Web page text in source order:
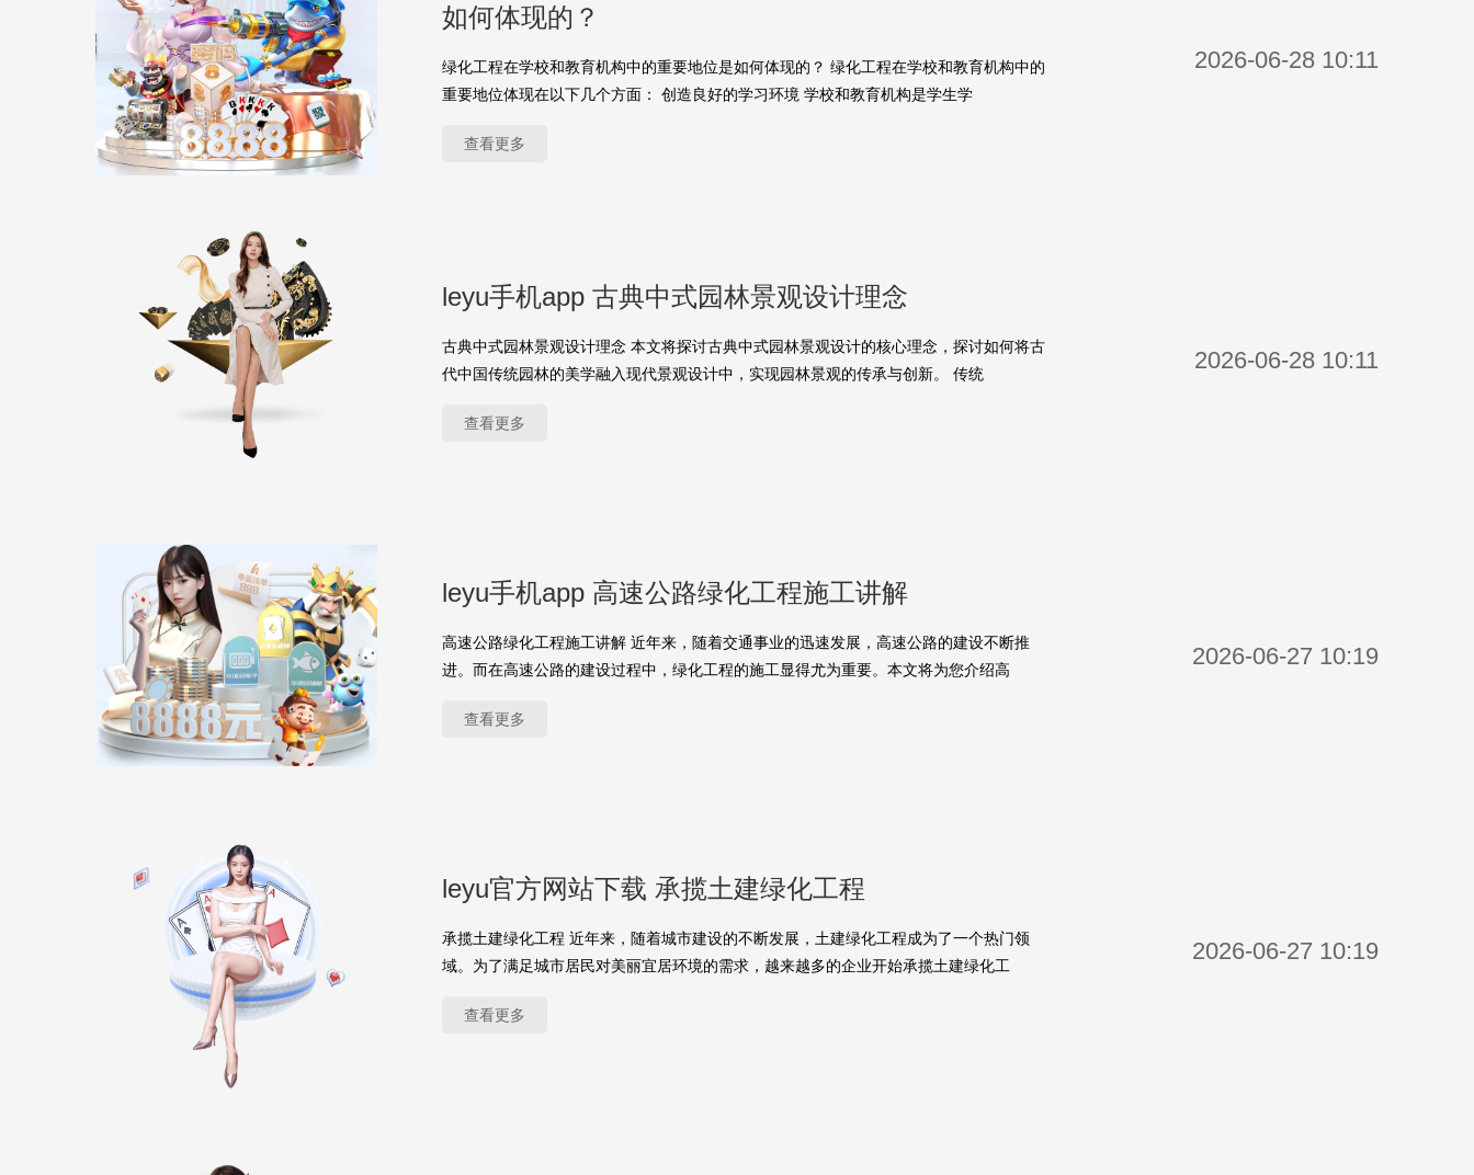
如何体现的？
绿化工程在学校和教育机构中的重要地位是如何体现的？ 绿化工程在学校和教育机构中的
重要地位体现在以下几个方面： 创造良好的学习环境 学校和教育机构是学生学
查看更多
2026-06-28 10:11
leyu手机app 古典中式园林景观设计理念
古典中式园林景观设计理念 本文将探讨古典中式园林景观设计的核心理念，探讨如何将古
代中国传统园林的美学融入现代景观设计中，实现园林景观的传承与创新。 传统
查看更多
2026-06-28 10:11
leyu手机app 高速公路绿化工程施工讲解
高速公路绿化工程施工讲解 近年来，随着交通事业的迅速发展，高速公路的建设不断推
进。而在高速公路的建设过程中，绿化工程的施工显得尤为重要。本文将为您介绍高
查看更多
2026-06-27 10:19
leyu官方网站下载 承揽土建绿化工程
承揽土建绿化工程 近年来，随着城市建设的不断发展，土建绿化工程成为了一个热门领
域。为了满足城市居民对美丽宜居环境的需求，越来越多的企业开始承揽土建绿化工
查看更多
2026-06-27 10:19